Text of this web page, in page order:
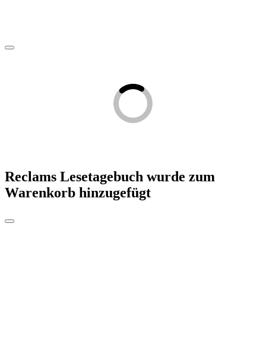
Reclams Lesetagebuch wurde zum
Warenkorb hinzugefügt